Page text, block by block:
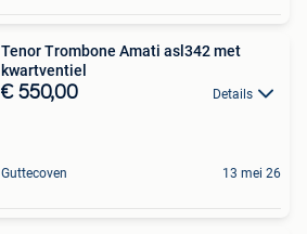
Tenor Trombone Amati asl342 met
kwartventiel
€ 550,00 Details
Guttecoven 13 mei 26